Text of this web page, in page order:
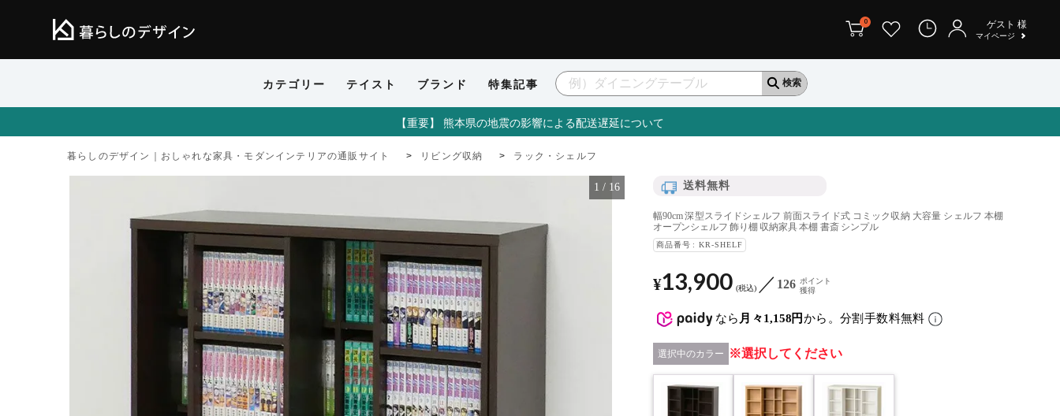
カテゴリー テイスト ブランド 特集記事
0 ゲスト 様
マイページ
【重要】 熊本県の地震の影響による配送遅延について
暮らしのデザイン｜おしゃれな家具・モダンインテリアの通販サイト リビング収納 ラック・シェルフ
1 / 16 送料無料
幅90cm 深型スライドシェルフ 前面スライド式 コミック収納 大容量 シェルフ 本棚
オープンシェルフ 飾り棚 収納家具 本棚 書斎 シンプル
商品番号 KR-SHELF
なら 月々1,158円から。分割手数料無料
¥13,900 税込 126 ポイント
獲得
カラー 選択してください